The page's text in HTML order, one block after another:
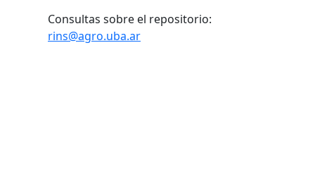
Consultas sobre el repositorio:
rins@agro.uba.ar